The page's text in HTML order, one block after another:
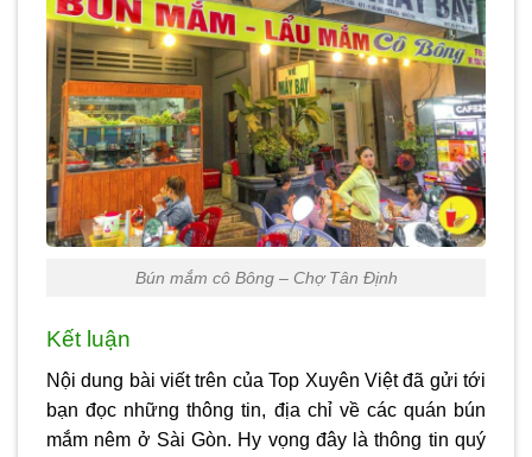
Bún mắm cô Bông – Chợ Tân Định
Kết luận
Nội dung bài viết trên của Top Xuyên Việt đã gửi tới
bạn đọc những thông tin, địa chỉ về các quán bún
mắm nêm ở Sài Gòn. Hy vọng đây là thông tin quý